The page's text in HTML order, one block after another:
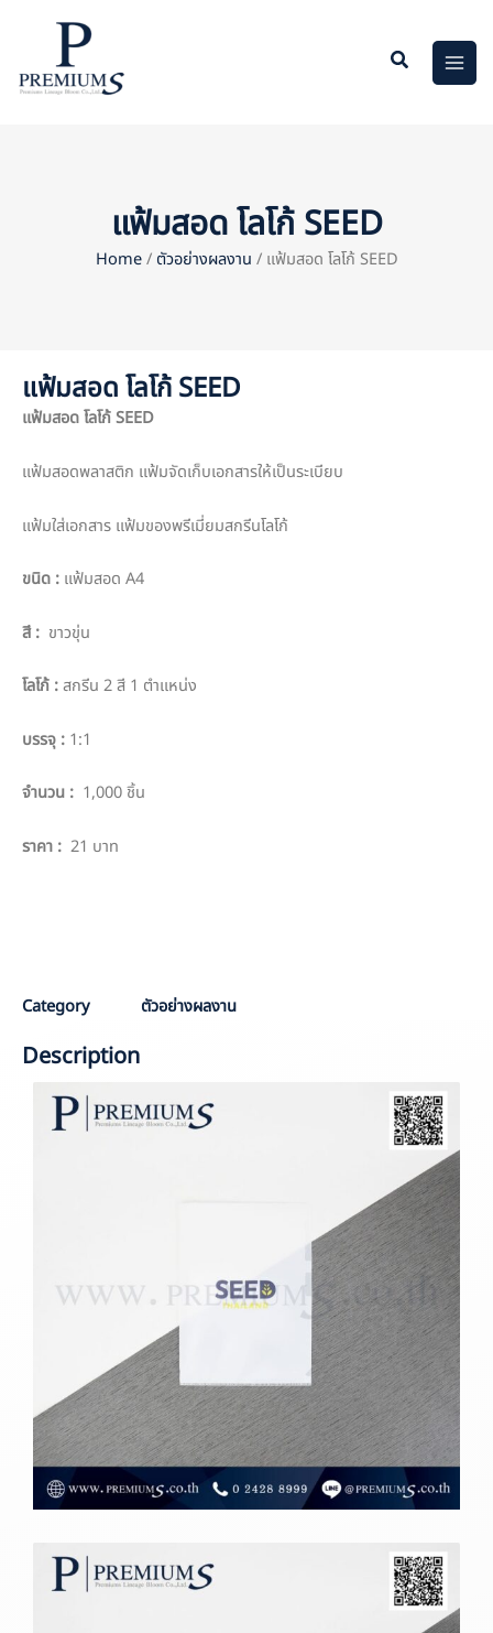
แฟ้มสอด โลโก้ SEED
Home/ ตัวอย่างผลงาน / แฟ้มสอด โลโก้ SEED
แฟ้มสอด โลโก้ SEED
แฟ้มสอด โลโก้SEED
แฟ้มสอดพลาสติก แฟ้มจัดเก็บเอกสารให้เป็นระเบียบ
แฟ้มใส่เอกสาร แฟ้มของพรีเมี่ยมสกรีนโลโก้
ขนิด : แฟ้มสอด A4
สี: ขาวขุ่น
โลโก้ :สกรีน 2 สี 1 ตำแหน่ง
บรรจุ : 1:1
จำนวน : 1,000 ชิ้น
ราคา : 21 บาท
Category ตัวอย่างผลงาน
Description